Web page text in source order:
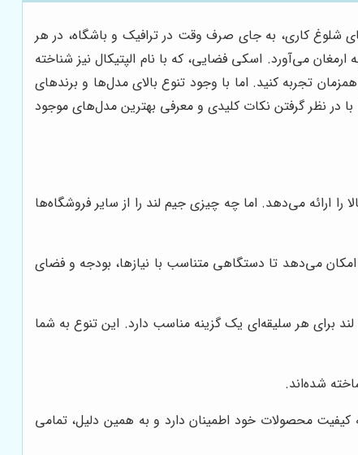
شلوغ کاری، به جای صرف وقت در ترافیک و باشگاه، در هر
ارمغان می‌آورد. اسکی فضایی، که با نام الپتیکال نیز شناخته
تجربه کنید. اما با وجود تنوع بالای مدل‌ها و برندهای
در نظر گرفتن نکات کلیدی و معرفی بهترین مدل‌های موجود
ارائه می‌دهد. اما چه چیزی جیم لند را از سایر فروشگاه‌ها
می‌دهد تا دستگاهی متناسب با نیازها، بودجه و فضای
برای هر سلیقه‌ای یک گزینه مناسب دارد. این تنوع به شما
شده‌اند.
کیفیت محصولات خود اطمینان دارد و به همین دلیل، تمامی